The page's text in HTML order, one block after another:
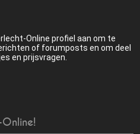
Online profiel aan om te
of forumposts en om deel
en prijsvragen.
Online!